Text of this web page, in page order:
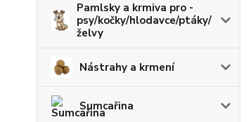
Pamlsky a krmiva pro -
psy/kočky/hlodavce/ptáky/
želvy
Nástrahy a krmení
Sumcařina